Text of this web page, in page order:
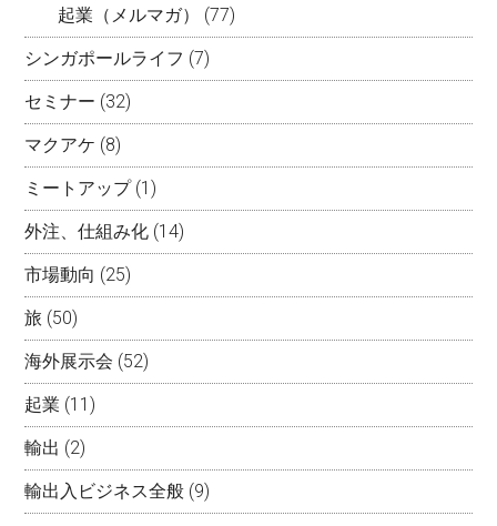
起業（メルマガ）
(77)
シンガポールライフ (7)
セミナー (32)
マクアケ (8)
ミートアップ(1)
外注、仕組み化 (14)
市場動向 (25)
旅 (50)
海外展示会 (52)
起業 (11)
輸出 (2)
輸出入ビジネス全般 (9)